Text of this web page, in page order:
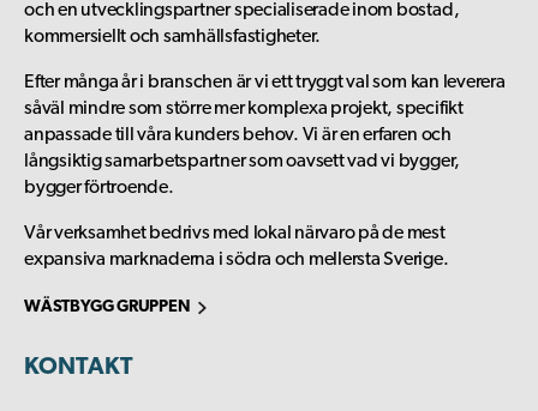
och en utvecklingspartner specialiserade inom bostad,
kommersiellt och samhällsfastigheter.
Efter många år i branschen är vi ett tryggt val som kan leverera
såväl mindre som större mer komplexa projekt, specifikt
anpassade till våra kunders behov. Vi är en erfaren och
långsiktig samarbetspartner som oavsett vad vi bygger,
bygger förtroende.
Vår verksamhet bedrivs med lokal närvaro på de mest
expansiva marknaderna i södra och mellersta Sverige.
WÄSTBYGG GRUPPEN
KONTAKT